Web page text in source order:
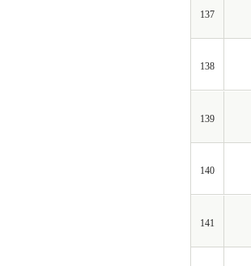
137
138
139
140
141